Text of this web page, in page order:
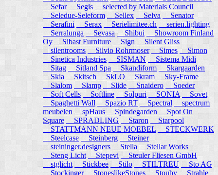
Sefar
Segis
selected by Materials Council
Seledue-Seleform
Sellex Selva
Senator
Serafini
Serax Serielimitee.ch
serien.lighting
Serralunga
Sevasa Shibui
Showroom Finland
Oy
Sibast Furniture Sign
Silent Gliss
silentrooms
Silvio Rohrmoser Simes Simon
Sinetica Industries
SISMAN
Sistema Midi
Sitag
Sitland Spa Skandiform
Skargaarden
Skia
Skitsch SkLO Skram
Sky-Frame
Slalom
Slamp Slide Snaidero
Soeder
Soft Cells
Softline Solpuri SONIA
Sovet
Spaghetti Wall
Spazio RT Spectral
spectrum
meubelen
spHaus Spindegarden
Spot On
Square
SPRADLING Staron
Starpool
STATTMANN NEUE MOEBEL
STECKWERK
Steelcase
Steinberg
Steiner
steininger.designers
Stella Stellar Works
Steng Licht
Stepevi
Steuler Fliesen GmbH
stglicht
Stickbee Stilo STILTREU
Sto AG
Stockinger
StoneslikeStones Stouby
Strahle